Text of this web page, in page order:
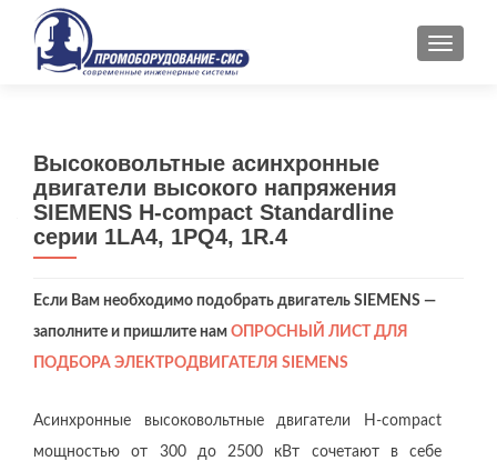
Высоковольтные асинхронные
двигатели высокого напряжения
SIEMENS H-compact Standardline
серии 1LA4, 1PQ4, 1R.4
Если Вам необходимо подобрать двигатель SIEMENS —
заполните и пришлите нам ОПРОСНЫЙ ЛИСТ ДЛЯ
ПОДБОРА ЭЛЕКТРОДВИГАТЕЛЯ SIEMENS
Асинхронные высоковольтные двигатели H-compact
мощностью от 300 до 2500 кВт сочетают в себе